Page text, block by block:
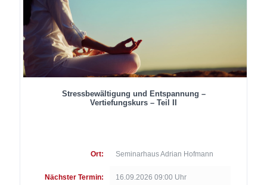
Stressbewältigung und Entspannung –
Vertiefungskurs – Teil II
Ort: Seminarhaus Adrian Hofmann
Nächster Termin: 16.09.2026 09:00 Uhr